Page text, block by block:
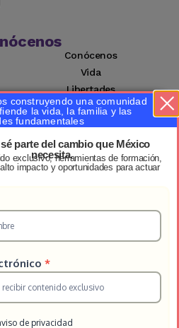
Conócenos
Vida
Libertades
Mi cuenta
Contacto
a nuestro boletin
*
construyendo una comunidad
la vida, la familia y las
fundamentales
parte del cambio que México
necesita.
exclusivo, herramientas de formación,
impacto y oportunidades para actuar
*
de privacidad